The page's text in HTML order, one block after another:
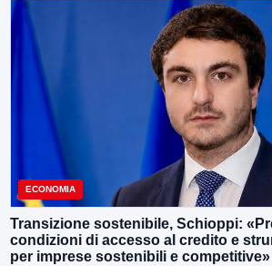
ECONOMIA
Transizione sostenibile, Schioppi:
condizioni di accesso al credito e
per imprese sostenibili e competitive»